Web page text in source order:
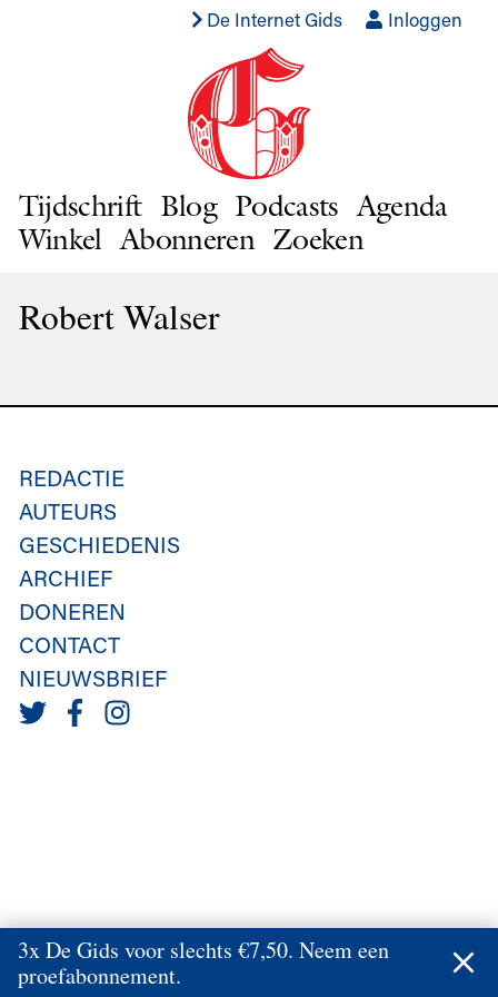
De Internet Gids Inloggen
Tijdschrift Blog Podcasts Agenda
Winkel Abonneren Zoeken
Robert Walser
REDACTIE
AUTEURS
GESCHIEDENIS
ARCHIEF
DONEREN
CONTACT
NIEUWSBRIEF
3x De Gids voor slechts €7,50. Neem een
proefabonnement.